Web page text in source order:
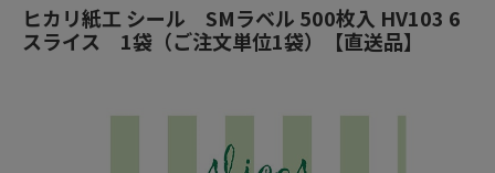
ヒカリ紙工 シール SMラベル 500枚入 HV103 6
スライス 1袋（ご注文単位1袋）【直送品】